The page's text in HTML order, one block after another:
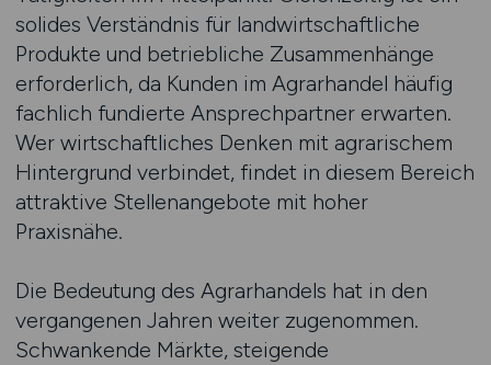
solides Verständnis für landwirtschaftliche
Produkte und betriebliche Zusammenhänge
erforderlich, da Kunden im Agrarhandel häufig
fachlich fundierte Ansprechpartner erwarten.
Wer wirtschaftliches Denken mit agrarischem
Hintergrund verbindet, findet in diesem Bereich
attraktive Stellenangebote mit hoher
Praxisnähe.
Die Bedeutung des Agrarhandels hat in den
vergangenen Jahren weiter zugenommen.
Schwankende Märkte, steigende